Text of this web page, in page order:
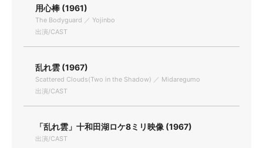
用心棒 (1961)
The Bodyguard ／ Yojinbo
出演/CAST
乱れ雲 (1967)
Scattered Clouds(Two in the Shadow) ／ Midaregumo
出演/CAST
「乱れ雲」十和田湖ロケ8ミリ映像 (1967)
出演/CAST